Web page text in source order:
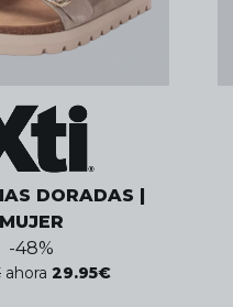
DORADAS |
MUJER
-48%
ahora 29.95€